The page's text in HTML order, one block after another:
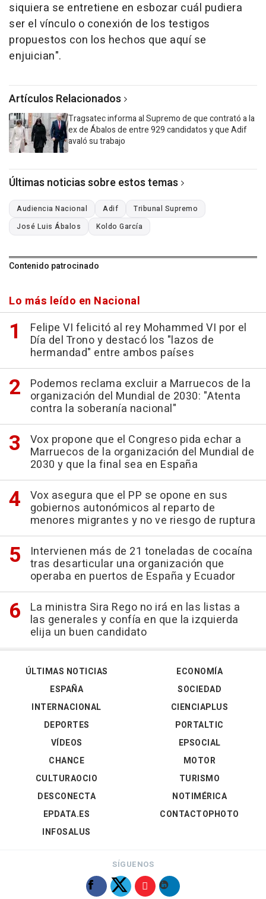
siquiera se entretiene en esbozar cuál pudiera
ser el vínculo o conexión de los testigos
propuestos con los hechos que aquí se
enjuician".
Artículos Relacionados
Tragsatec informa al Supremo de que contrató a la
ex de Ábalos de entre 929 candidatos y que Adif
avaló su trabajo
Últimas noticias sobre estos temas
Audiencia Nacional Adif
Tribunal Supremo
José Luis Ábalos
Koldo García
Contenido patrocinado
Lo más leído en Nacional
Felipe VI felicitó al rey Mohammed VI por el
Día del Trono y destacó los "lazos de
hermandad" entre ambos países
Podemos reclama excluir a Marruecos de la
organización del Mundial de 2030: "Atenta
contra la soberanía nacional"
Vox propone que el Congreso pida echar a
Marruecos de la organización del Mundial de
2030 y que la final sea en España
Vox asegura que el PP se opone en sus
gobiernos autonómicos al reparto de
menores migrantes y no ve riesgo de ruptura
Intervienen más de 21 toneladas de cocaína
tras desarticular una organización que
operaba en puertos de España y Ecuador
La ministra Sira Rego no irá en las listas a
las generales y confía en que la izquierda
elija un buen candidato
ÚLTIMAS NOTICIAS
ESPAÑA
INTERNACIONAL
DEPORTES
VÍDEOS
ECONOMÍA
SOCIEDAD
CIENCIAPLUS
PORTALTIC
EPSOCIAL
CHANCE
CULTURAOCIO
DESCONECTA
EPDATA.ES
INFOSALUS
MOTOR
TURISMO
NOTIMÉRICA
CONTACTOPHOTO
SÍGUENOS